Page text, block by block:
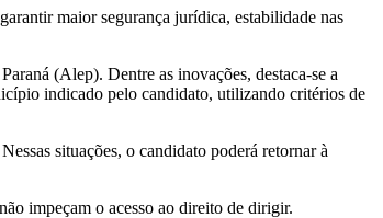
maior segurança jurídica, estabilidade nas
(Alep). Dentre as inovações, destaca-se a
indicado pelo candidato, utilizando critérios de
situações, o candidato poderá retornar à
impeçam o acesso ao direito de dirigir.